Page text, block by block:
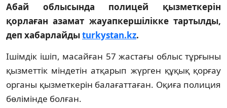
Абай облысында полицей қызметкерін
қорлаған азамат жауапкершілікке тартылды,
деп хабарлайдыturkystan.kz.
Ішімдік ішіп, масайған 57 жастағы облыс тұрғыны
қызметтік міндетін атқарып жүрген құқық қорғау
органы қызметкерін балағаттаған. Оқиға полиция
бөлімінде болған.